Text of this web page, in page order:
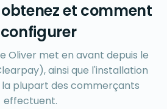
et comment
Oliver met en avant depuis le
ainsi que l'installation
plupart des commerçants
effectuent.